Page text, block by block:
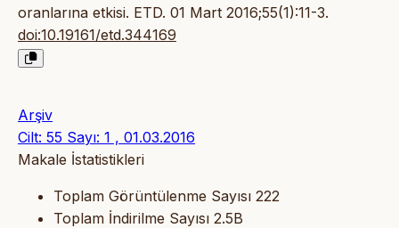
oranlarına etkisi. ETD. 01 Mart 2016;55(1):11-3.
doi:10.19161/etd.344169
Arşiv
Cilt: 55 Sayı: 1 , 01.03.2016
Makale İstatistikleri
Toplam Görüntülenme Sayısı 222
Toplam İndirilme Sayısı 2.5B